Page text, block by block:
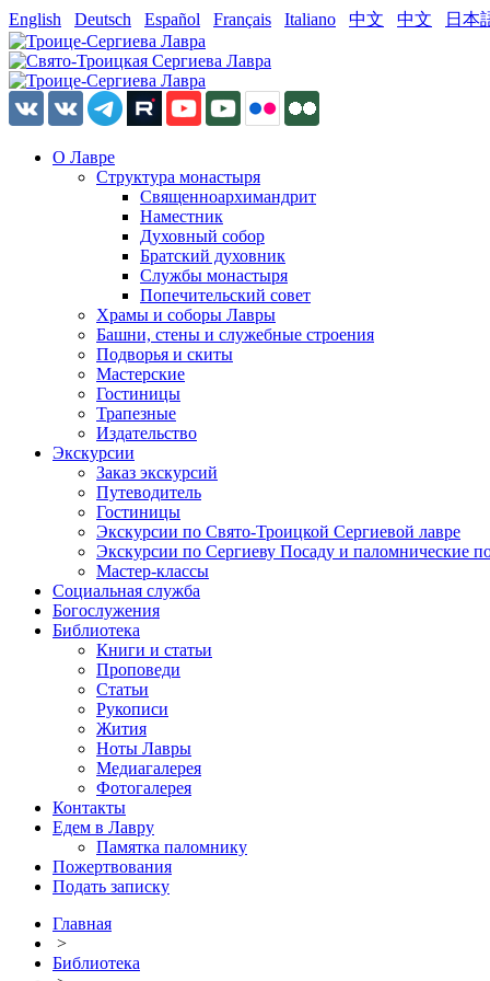
English Deutsch Español Français Italiano 中文 中文 日本
О Лавре
Структура монастыря
Священноархимандрит
Наместник
Духовный собор
Братский духовник
Службы монастыря
Попечительский совет
Храмы и соборы Лавры
Башни, стены и служебные строения
Подворья и скиты
Мастерские
Гостиницы
Трапезные
Издательство
Экскурсии
Заказ экскурсий
Путеводитель
Гостиницы
Экскурсии по Свято-Троицкой Сергиевой лавре
Экскурсии по Сергиеву Посаду и паломнические
Мастер-классы
Социальная служба
Богослужения
Библиотека
Книги и статьи
Проповеди
Статьи
Рукописи
Жития
Ноты Лавры
Медиагалерея
Фотогалерея
Контакты
Едем в Лавру
Памятка паломнику
Пожертвования
Подать записку
Главная
>
Библиотека